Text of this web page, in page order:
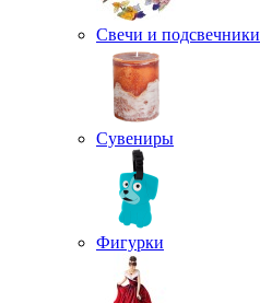
Свечи и подсвечники
Сувениры
Фигурки